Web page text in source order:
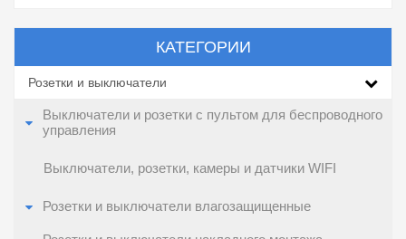
КАТЕГОРИИ
Розетки и выключатели
Выключатели и розетки с пультом для беспроводного
управления
Выключатели, розетки, камеры и датчики WIFI
Розетки и выключатели влагозащищенные